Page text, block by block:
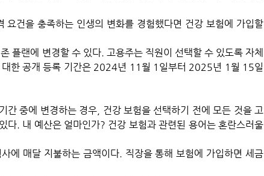
건을 충족하는 인생의 변화를 경험했다면 건강 보험에 가입할
플랜에 변경할 수 있다. 고용주는 직원이 선택할 수 있도록 자체
대한 공개 등록 기간은 2024년 11월 1일부터 2025년 1월 15일
다. 내 예산은 얼마인가? 건강 보험과 관련된 용어는 혼란스러울
에 매달 지불하는 금액이다. 직장을 통해 보험에 가입하면 세금